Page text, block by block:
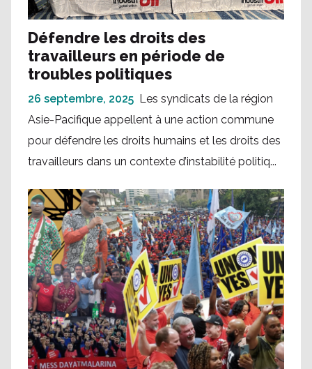
Défendre les droits des
travailleurs en période de
troubles politiques
26 septembre, 2025 Les syndicats de la région
Asie-Pacifique appellent à une action commune
pour défendre les droits humains et les droits des
travailleurs dans un contexte d’instabilité politiq...